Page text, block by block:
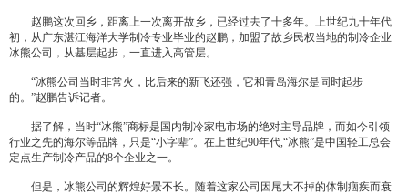
赵鹏这次回乡，距离上一次离开故乡，已经过去了十多年。上世纪九十年代
初，从广东湛江海洋大学制冷专业毕业的赵鹏，加盟了故乡民权当地的制冷企业
冰熊公司，从基层起步，一直进入高管层。
“冰熊公司当时非常火，比后来的新飞还强，它和青岛海尔是同时起步
的。”赵鹏告诉记者。
据了解，当时“冰熊”商标是国内制冷家电市场的绝对主导品牌，而如今引领
行业之先的海尔等品牌，只是“小字辈”。在上世纪90年代,“冰熊”是中国轻工总会
定点生产制冷产品的8个企业之一。
但是，冰熊公司的辉煌好景不长。随着这家公司因尾大不掉的体制痼疾而衰